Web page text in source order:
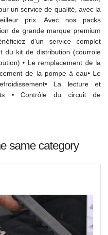
un service de qualité, avec la
prix. Avec nos packs
de grande marque premium
d'un service complet
du kit de distribution (courroie
• Le remplacement de la
de la pompe à eau• Le
La lecture et
• Contrôle du circuit de
same category